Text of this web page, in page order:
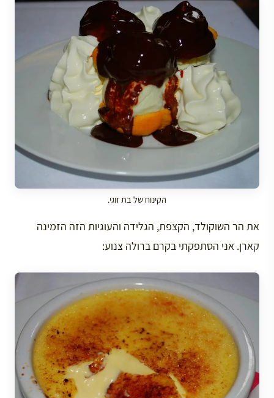
הקינוח של בת זוגי.
את הר השוקולד, הקצפת, הגלידה והעוגיות הזה הזמינה
קארן. אני הסתפקתי בקרם ברולה צנוע: